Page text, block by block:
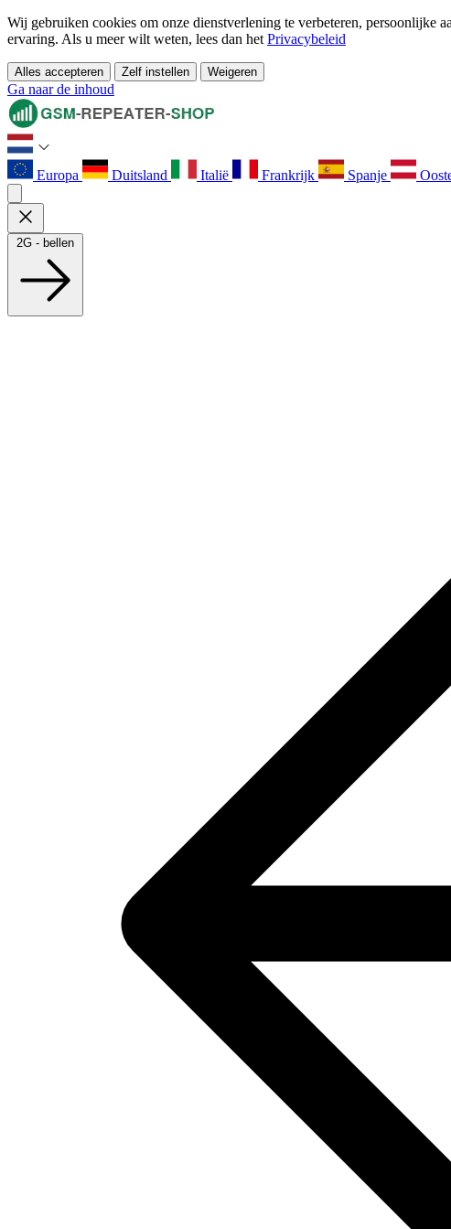
Wij gebruiken cookies om onze dienstverlening te verbeteren, persoonlijke
ervaring. Als u meer wilt weten, lees dan het Privacybeleid
Alles accepteren Zelf instellen Weigeren
Ga naar de inhoud
Europa Duitsland Italië Frankrijk Spanje
2G - bellen